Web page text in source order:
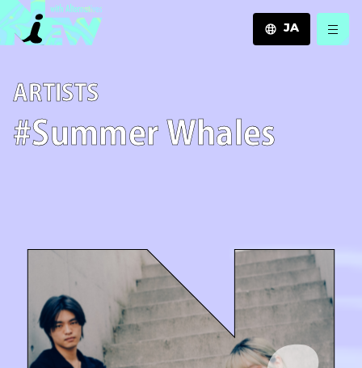
JA
A­R­T­I­S­T­S
#Summer Whales